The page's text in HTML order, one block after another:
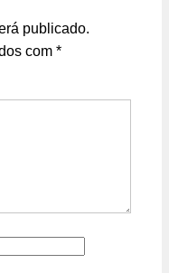
publicado.
com *